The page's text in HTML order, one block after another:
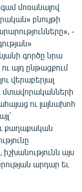
մոռանալով
բնույթի
-
գործը նրա
այդ ընթացքում
վերաբերյալ
մտավորականների
ու լայնախոհ
քաղաքական
այս
արդար եւ